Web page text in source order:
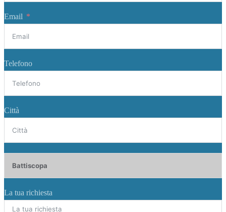
Email
Telefono
Città
La tua richiesta